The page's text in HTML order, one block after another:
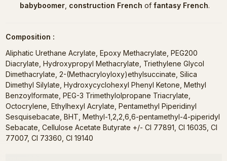
babyboomer, construction French of fantasy French.
Composition :
Aliphatic Urethane Acrylate, Epoxy Methacrylate, PEG200
Diacrylate, Hydroxypropyl Methacrylate, Triethylene Glycol
Dimethacrylate, 2-(Methacryloyloxy)ethylsuccinate, Silica
Dimethyl Silylate, Hydroxycyclohexyl Phenyl Ketone, Methyl
Benzoylformate, PEG-3 Trimethylolpropane Triacrylate,
Octocrylene, Ethylhexyl Acrylate, Pentamethyl Piperidinyl
Sesquisebacate, BHT, Methyl-1,2,2,6,6-pentamethyl-4-piperidyl
Sebacate, Cellulose Acetate Butyrate +/- CI 77891, CI 16035, CI
77007, CI 73360, CI 19140